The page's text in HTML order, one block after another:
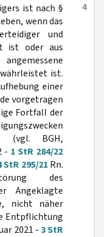
4
ist nach §
wenn das
und
ist oder aus
ist.
einer
vorgetragen
Fortfall der
(vgl. BGH,
- 1 StR 284/22
StR 295/21 Rn.
des
Angeklagte
nicht näher
Entpflichtung
2021 - 3 StR